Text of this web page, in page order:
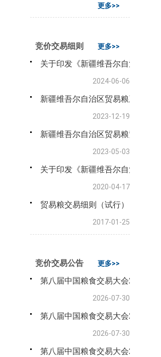
更多>>
竞价交易细则 更多>>
关于印发《新疆维吾尔自治区地
2024-06-06
新疆维吾尔自治区贸易粮玉米交易
2023-12-19
新疆维吾尔自治区贸易粮竞价交易
2023-05-03
关于印发《新疆维吾尔自治区级
2020-04-17
贸易粮交易细则（试行）
2017-01-25
竞价交易公告 更多>>
第八届中国粮食交易大会2026年
2026-07-30
第八届中国粮食交易大会2026年
2026-07-30
第八届中国粮食交易大会2026年